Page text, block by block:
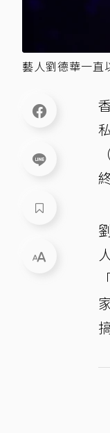
藝人劉德華一直